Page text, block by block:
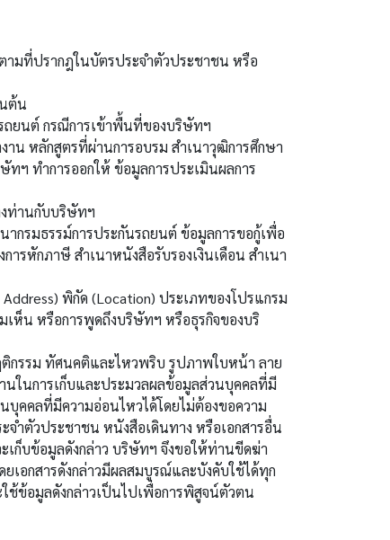
ที่ปรากฎในบัตรประจำตัวประชาชน หรือ
ต้น
ยนต์ กรณีการเข้าพื้นที่ของบริษัทฯ
หลักสูตรที่ผ่านการอบรม สำเนาวุฒิการศึกษา
ฯ ทำการออกให้ ข้อมูลการประเมินผลการ
ท่านกับบริษัทฯ
รมธรรม์การประกันรถยนต์ ข้อมูลการขอกู้เพื่อ
รหักภาษี สำเนาหนังสือรับรองเงินเดือน สำเนา
พิกัด (Location) ประเภทของโปรแกรม
เห็น หรือการพูดถึงบริษัทฯ หรือธุรกิจของบริ
รรม ทัศนคติและไหวพริบ รูปภาพใบหน้า ลาย
ในการเก็บและประมวลผลข้อมูลส่วนบุคคลที่มี
คคลที่มีความอ่อนไหวได้โดยไม่ต้องขอความ
ำตัวประชาชน หนังสือเดินทาง หรือเอกสารอื่น
เก็บข้อมูลดังกล่าว บริษัทฯ จึงขอให้ท่านขีดฆ่า
อกสารดังกล่าวมีผลสมบูรณ์และบังคับใช้ได้ทุก
ช้ข้อมูลดังกล่าวเป็นไปเพื่อการพิสูจน์ตัวตน